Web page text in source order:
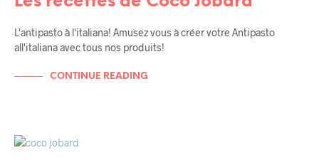
L'antipasto à l'italiana! Amusez vous à créer votre Antipasto
all'italiana avec tous nos produits!
CONTINUE READING